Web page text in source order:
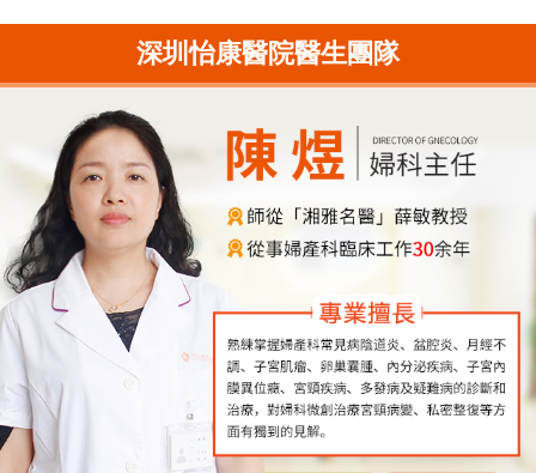
深圳怡康醫院醫生團隊